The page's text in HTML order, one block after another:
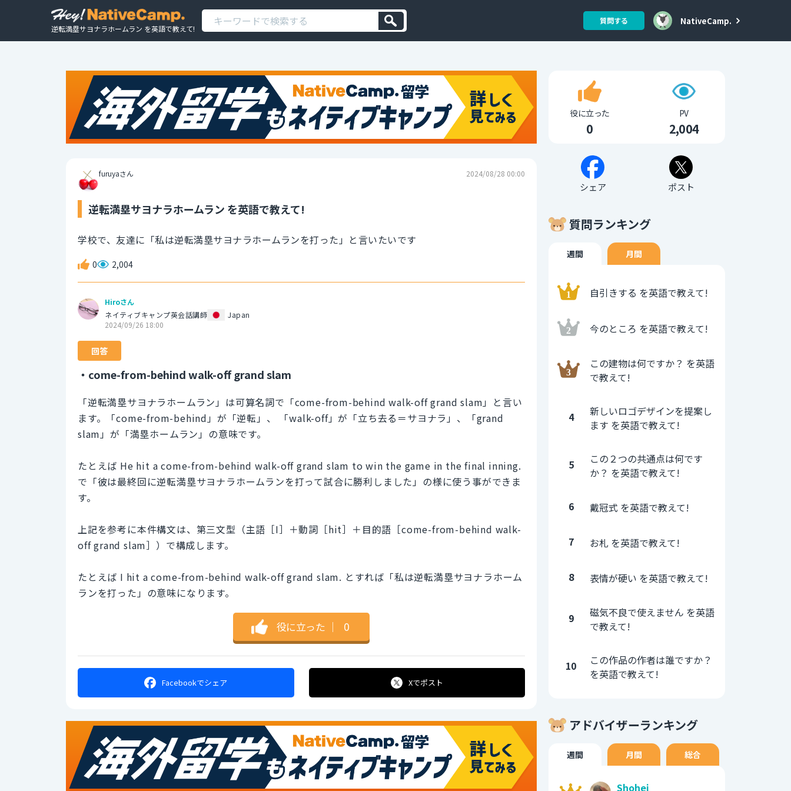
逆転満塁サヨナラホームラン を英語で教えて!
質問する NativeCamp.
furuyaさん 2024/08/28 00:00
逆転満塁サヨナラホームラン を英語で教えて!
学校で、友達に「私は逆転満塁サヨナラホームランを打った」と言いたいです
0 2,004
Hiroさん
ネイティブキャンプ英会話講師
Japan
2024/09/26 18:00
回答
・come-from-behind walk-off grand slam
「逆転満塁サヨナラホームラン」は可算名詞で「come-from-behind walk-off grand slam」と言い
ます。「come-from-behind」が「逆転」、 「walk-off」が「立ち去る＝サヨナラ」、「grand
slam」が「満塁ホームラン」の意味です。
たとえば He hit a come-from-behind walk-off grand slam to win the game in the final inning.
で「彼は最終回に逆転満塁サヨナラホームランを打って試合に勝利しました」の様に使う事ができま
す。
上記を参考に本件構文は、第三文型（主語［I］＋動詞［hit］＋目的語［come-from-behind walk-
off grand slam］）で構成します。
たとえば I hit a come-from-behind walk-off grand slam. とすれば「私は逆転満塁サヨナラホーム
ランを打った」の意味になります。
役に立った ｜ 0
Facebookでシェア Xでポスト
役に立った
0
PV
2,004
シェア ポスト
質問ランキング
週間 月間
自引きする を英語で教えて!
今のところ を英語で教えて!
この建物は何ですか？ を英語
で教えて!
4
新しいロゴデザインを提案し
ます を英語で教えて!
5
この２つの共通点は何です
か？ を英語で教えて!
6 戴冠式 を英語で教えて!
7 お札 を英語で教えて!
8 表情が硬い を英語で教えて!
9
磁気不良で使えません を英語
で教えて!
10
この作品の作者は誰ですか？
を英語で教えて!
アドバイザーランキング
週間 月間 総合
Shohei